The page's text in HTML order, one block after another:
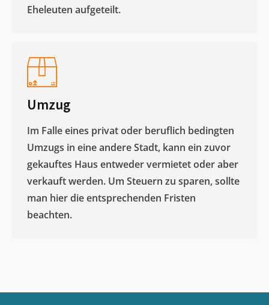
Eheleuten aufgeteilt.​
Umzug
Im Falle eines privat oder beruflich bedingten
Umzugs in eine andere Stadt, kann ein zuvor
gekauftes Haus entweder vermietet oder aber
verkauft werden. Um Steuern zu sparen, sollte
man hier die entsprechenden Fristen
beachten.